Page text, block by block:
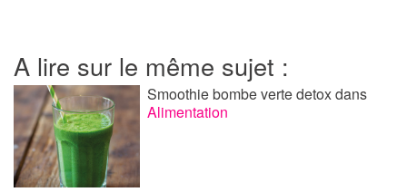
A lire sur le même sujet :
Smoothie bombe verte detoxdans
Alimentation